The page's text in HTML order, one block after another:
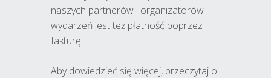
naszych partnerów i organizatorów
wydarzeń jest też płatność poprzez
fakturę.
Aby dowiedzieć się więcej, przeczytaj o